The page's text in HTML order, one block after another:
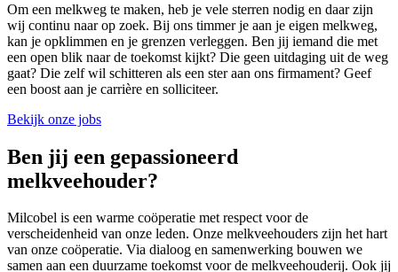
Om een melkweg te maken, heb je vele sterren nodig en daar zijn
wij continu naar op zoek. Bij ons timmer je aan je eigen melkweg,
kan je opklimmen en je grenzen verleggen. Ben jij iemand die met
een open blik naar de toekomst kijkt? Die geen uitdaging uit de weg
gaat? Die zelf wil schitteren als een ster aan ons firmament? Geef
een boost aan je carrière en solliciteer.
Bekijk onze jobs
Ben jij een gepassioneerd
melkveehouder?
Milcobel is een warme coöperatie met respect voor de
verscheidenheid van onze leden. Onze melkveehouders zijn het hart
van onze coöperatie. Via dialoog en samenwerking bouwen we
samen aan een duurzame toekomst voor de melkveehouderij. Ook jij